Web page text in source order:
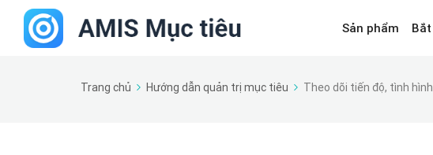
Sản phẩm
Trang chủ Hướng dẫn quản trị mục tiêu Theo dõi tiến độ, tình